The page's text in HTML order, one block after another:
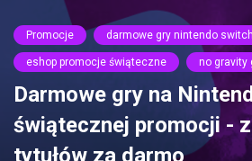
Promocje darmowe gry nintendo switch
eshop promocje świąteczne no gravity
Darmowe gry na
świątecznej promocji -